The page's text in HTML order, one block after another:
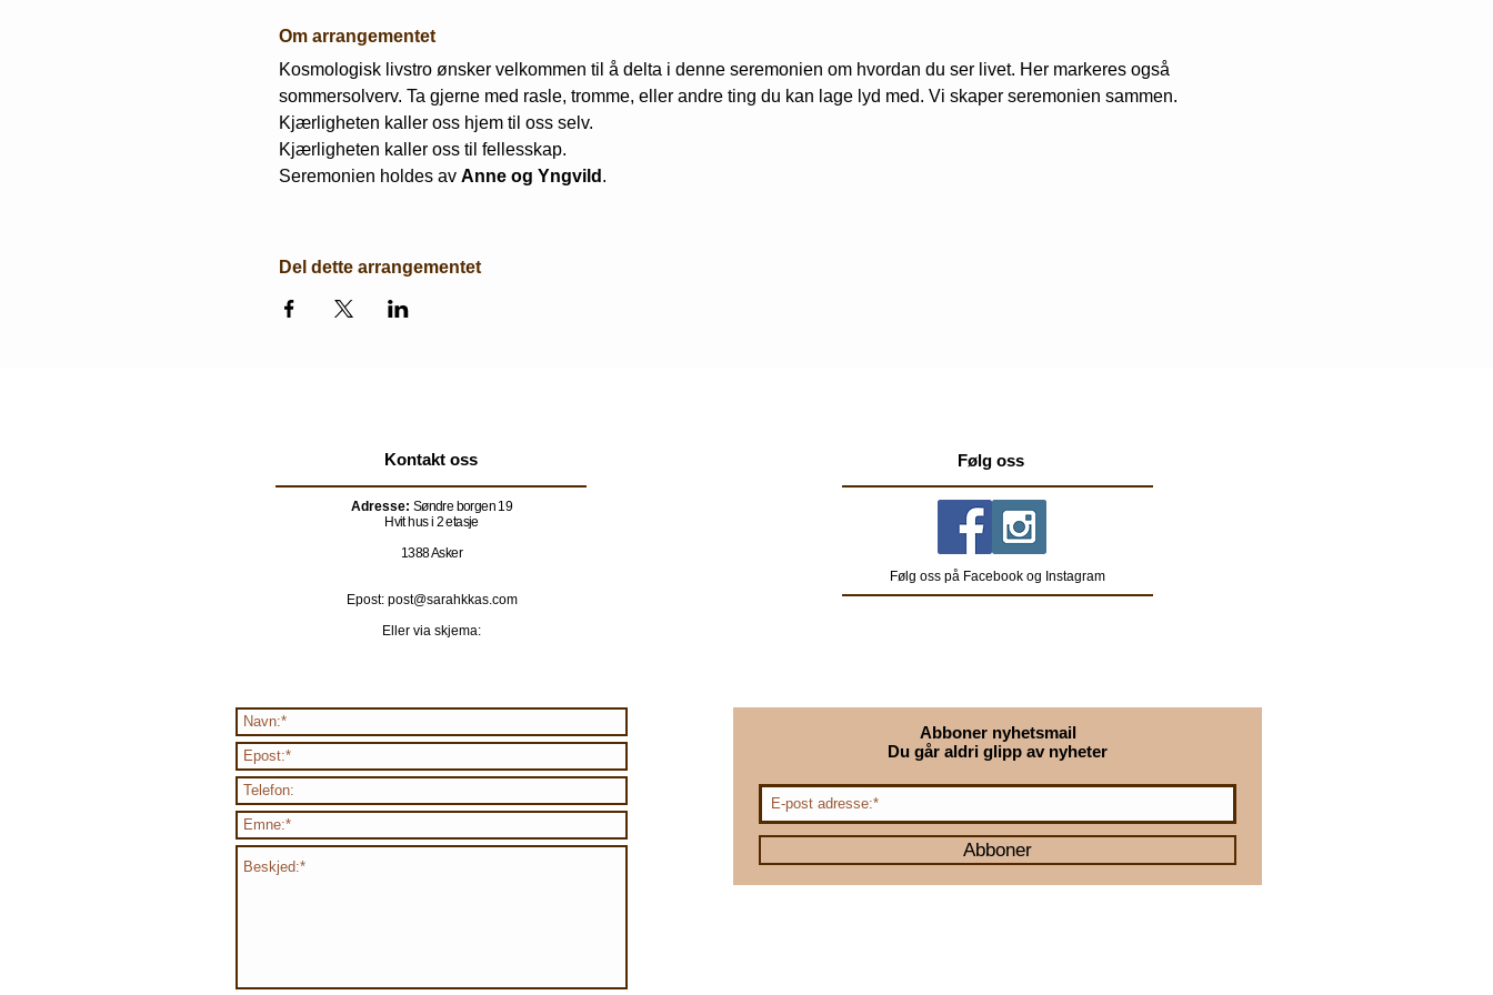
Om arrangementet
Kosmologisk livstro ønsker velkommen til å delta i denne seremonien om hvordan du ser livet. Her markeres også
sommersolverv. Ta gjerne med rasle, tromme, eller andre ting du kan lage lyd med. Vi skaper seremonien sammen.
Kjærligheten kaller oss hjem til oss selv.
Kjærligheten kaller oss til fellesskap.
Seremonien holdes av Anne og Yngvild .
Del dette arrangementet
Kontakt oss
Adresse: Søndre borgen 19
Hvit hus i 2 etasje
1388 Asker
Epost: post@sarahkkas.com
Eller via skjema:
Følg oss
Følg oss på Facebook og Instagram
Abboner nyhetsmail
Du går aldri glipp av nyheter
Abboner